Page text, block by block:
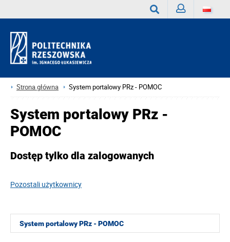
Strona główna System portalowy PRz - POMOC
System portalowy PRz -
POMOC
Dostęp tylko dla zalogowanych
Pozostali użytkownicy
System portalowy PRz - POMOC